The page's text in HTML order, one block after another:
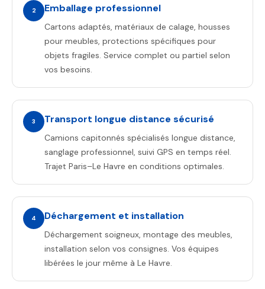
2 Emballage professionnel
Cartons adaptés, matériaux de calage, housses
pour meubles, protections spécifiques pour
objets fragiles. Service complet ou partiel selon
vos besoins.
3 Transport longue distance sécurisé
Camions capitonnés spécialisés longue distance,
sanglage professionnel, suivi GPS en temps réel.
Trajet Paris–Le Havre en conditions optimales.
4 Déchargement et installation
Déchargement soigneux, montage des meubles,
installation selon vos consignes. Vos équipes
libérées le jour même à Le Havre.